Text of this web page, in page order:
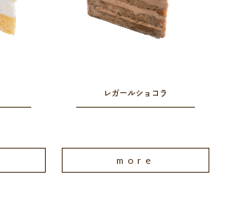
レガールショコラ
more